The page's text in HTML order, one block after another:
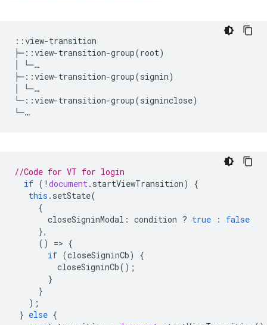
::view-transition
├─::view-transition-group(root)
│ └─…
├─::view-transition-group(signin)
│ └─…
└─::view-transition-group(signinclose)
//Code for VT for login
if ( ! document . startViewTransition)
{
this . setState(
{
closeSigninModal : condition ? true :
false
},
()
=> {
if (closeSigninCb)
{
closeSigninCb();
}
}
);
} else {